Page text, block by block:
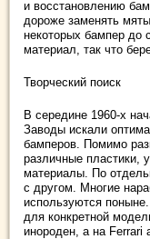
и восстановлению
дороже заменять
некоторых бампер до
материал, так что
Творческий поиск
В середине 1960-х
Заводы искали
бамперов. Помимо
различные пластики,
материалы. По
с другом. Многие
используются
для конкретной
инороден, а на Ferrari